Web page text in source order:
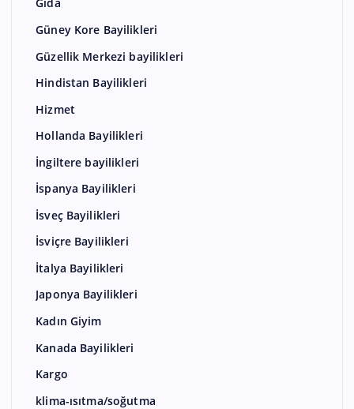
Gıda
Güney Kore Bayilikleri
Güzellik Merkezi bayilikleri
Hindistan Bayilikleri
Hizmet
Hollanda Bayilikleri
İngiltere bayilikleri
İspanya Bayilikleri
İsveç Bayilikleri
İsviçre Bayilikleri
İtalya Bayilikleri
Japonya Bayilikleri
Kadın Giyim
Kanada Bayilikleri
Kargo
klima-ısıtma/soğutma